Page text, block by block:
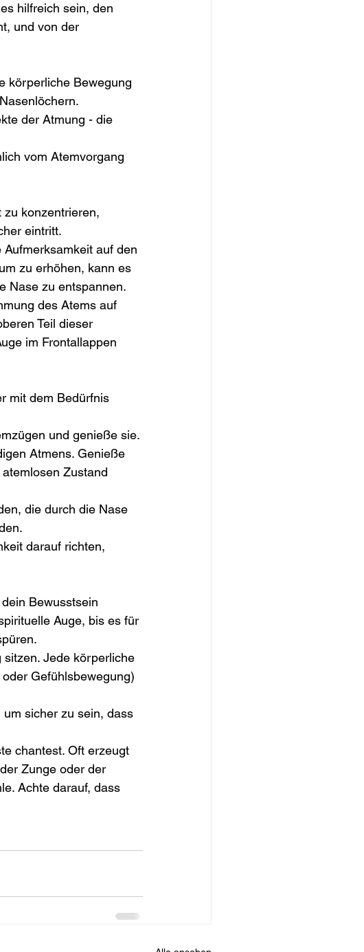
hilfreich sein, den
und von der
körperliche Bewegung
der Atmung - die
vom Atemvorgang
zu konzentrieren,
eintritt.
auf den
zu erhöhen, kann es
Nase zu entspannen.
des Atems auf
Teil dieser
im Frontallappen
mit dem Bedürfnis
und genieße sie.
Atmens. Genieße
Zustand
die durch die Nase
darauf richten,
Bewusstsein
Auge, bis es für
sitzen. Jede körperliche
Gefühlsbewegung)
sicher zu sein, dass
chantest. Oft erzeugt
Zunge oder der
Achte darauf, dass